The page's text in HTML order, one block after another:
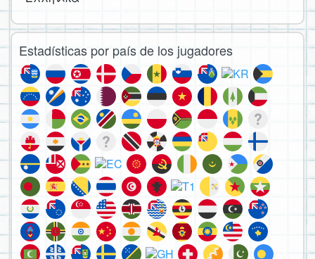
Estadísticas por país de los jugadores